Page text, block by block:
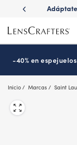
main
content
con
-40% en
Inicio Marcas Saint